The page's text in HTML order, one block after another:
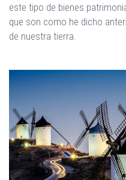
este tipo de bienes
que son como he dicho
de nuestra tierra.